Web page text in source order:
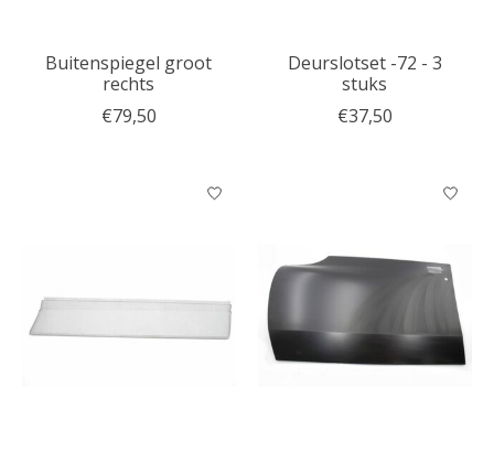
Buitenspiegel groot
rechts
€79,50
Deurslotset -72 - 3
stuks
€37,50